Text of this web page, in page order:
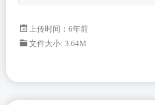
上传时间：6年前
文件大小: 3.64M